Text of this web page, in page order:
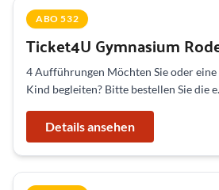
ABO 532
Ticket4U Gymnasium
4 Aufführungen Möchten Sie oder
Kind begleiten? Bitte bestellen Sie die
Details ansehen